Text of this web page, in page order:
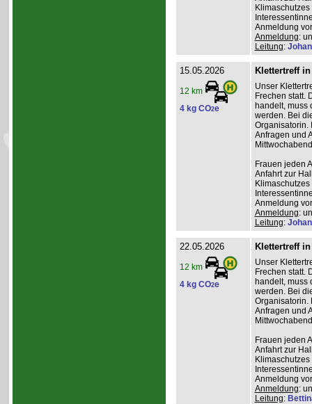
Anmeldung
Anmeldung:
Leitung:
15.05.2026
12 km
4 kg CO2e
Klettertreff
Unser
Frechen statt.
handelt, muss
werden. Bei
Organisatorin.
Anfragen und
Frauen jeden
Anfahrt zur
Anmeldung
Anmeldung:
Leitung:
22.05.2026
12 km
4 kg CO2e
Klettertreff
Unser
Frechen statt.
handelt, muss
werden. Bei
Organisatorin.
Anfragen und
Frauen jeden
Anfahrt zur
Anmeldung
Anmeldung:
Leitung: